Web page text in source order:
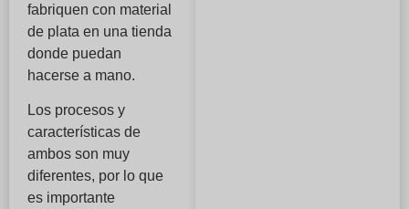
fabriquen con material
de plata en una tienda
donde puedan
hacerse a mano.
Los procesos y
características de
ambos son muy
diferentes, por lo que
es importante